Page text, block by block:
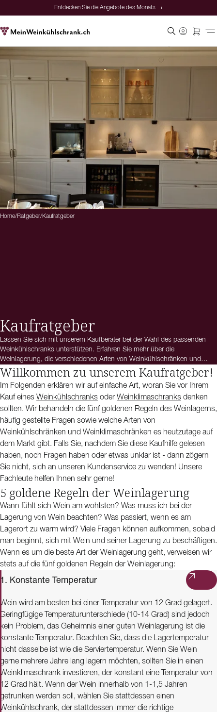
Entdecken Sie die Angebote des Monats →
Home/Ratgeber/Kaufratgeber
Kaufratgeber
Lassen Sie sich mit unserem Kaufberater bei der Wahl des passenden
Weinkühlschranks unterstützen. Erfahren Sie mehr über die
Weinlagerung, die verschiedenen Arten von Weinkühlschränken und
finden Sie Antworten auf häufig gestellte Fragen.
Willkommen zu unserem Kaufratgeber!
Im Folgenden erklären wir auf einfache Art, woran Sie vor Ihrem
Kauf eines Weinkühlschranks oder Weinklimaschranks denken
sollten. Wir behandeln die fünf goldenen Regeln des Weinlagerns,
häufig gestellte Fragen sowie welche Arten von
Weinkühlschränken und Weinklimaschränken es heutzutage auf
dem Markt gibt. Falls Sie, nachdem Sie diese Kaufhilfe gelesen
haben, noch Fragen haben oder etwas unklar ist - dann zögern
Sie nicht, sich an unseren Kundenservice zu wenden! Unsere
Fachleute helfen Ihnen sehr gerne!
5 goldene Regeln der Weinlagerung
Wann fühlt sich Wein am wohlsten? Was muss ich bei der
Lagerung von Wein beachten? Was passiert, wenn es am
Lagerort zu warm wird? Viele Fragen können aufkommen, sobald
man beginnt, sich mit Wein und seiner Lagerung zu beschäftigen.
Wenn es um die beste Art der Weinlagerung geht, verweisen wir
stets auf die fünf goldenen Regeln der Weinlagerung:
1. Konstante Temperatur
Wein wird am besten bei einer Temperatur von 12 Grad gelagert.
Geringfügige Temperaturunterschiede (10-14 Grad) sind jedoch
kein Problem, das Geheimnis einer guten Weinlagerung ist die
konstante Temperatur. Beachten Sie, dass die Lagertemperatur
nicht dasselbe ist wie die Serviertemperatur. Wenn Sie Wein
gerne mehrere Jahre lang lagern möchten, sollten Sie in einen
Weinklimaschrank investieren, der konstant eine Temperatur von
12 Grad hält. Wenn der Wein innerhalb von 1-1,5 Jahren
getrunken werden soll, wählen Sie stattdessen einen
Weinkühlschrank, der stattdessen immer die richtige